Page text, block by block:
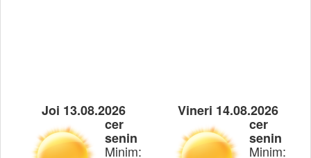
Joi 13.08.2026
cer
senin
Minim:
Vineri 14.08.2026
cer
senin
Minim: